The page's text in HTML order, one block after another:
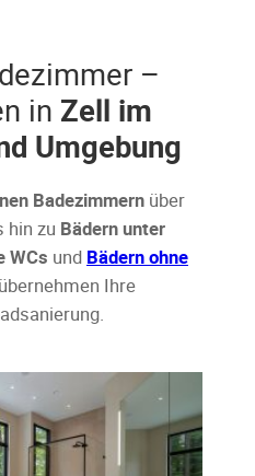
–
in Zell im
Umgebung
Badezimmernüber
hin zu Bädern unter
WCs und Bädern ohne
Ihre